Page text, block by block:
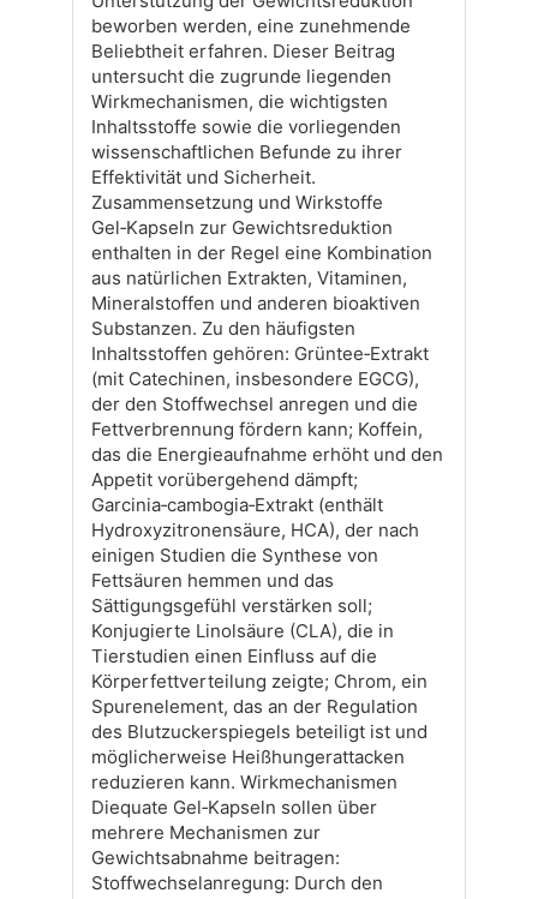
beworben werden, eine zunehmende
Beliebtheit erfahren. Dieser Beitrag
untersucht die zugrunde liegenden
Wirkmechanismen, die wichtigsten
Inhaltsstoffe sowie die vorliegenden
wissenschaftlichen Befunde zu ihrer
Effektivität und Sicherheit.
Zusammensetzung und Wirkstoffe
Gel‑Kapseln zur Gewichtsreduktion
enthalten in der Regel eine Kombination
aus natürlichen Extrakten, Vitaminen,
Mineralstoffen und anderen bioaktiven
Substanzen. Zu den häufigsten
Inhaltsstoffen gehören: Grüntee‑Extrakt
(mit Catechinen, insbesondere EGCG),
der den Stoffwechsel anregen und die
Fettverbrennung fördern kann; Koffein,
das die Energieaufnahme erhöht und den
Appetit vorübergehend dämpft;
Garcinia‑cambogia‑Extrakt (enthält
Hydroxyzitronensäure, HCA), der nach
einigen Studien die Synthese von
Fettsäuren hemmen und das
Sättigungsgefühl verstärken soll;
Konjugierte Linolsäure (CLA), die in
Tierstudien einen Einfluss auf die
Körperfettverteilung zeigte; Chrom, ein
Spurenelement, das an der Regulation
des Blutzuckerspiegels beteiligt ist und
möglicherweise Heißhungerattacken
reduzieren kann. Wirkmechanismen
Diequate Gel‑Kapseln sollen über
mehrere Mechanismen zur
Gewichtsabnahme beitragen:
Stoffwechselanregung: Durch den